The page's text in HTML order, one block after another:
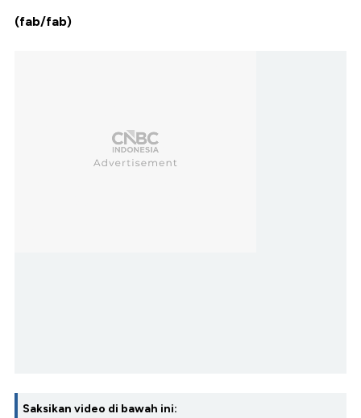
(fab/fab)
Saksikan video di bawah ini: